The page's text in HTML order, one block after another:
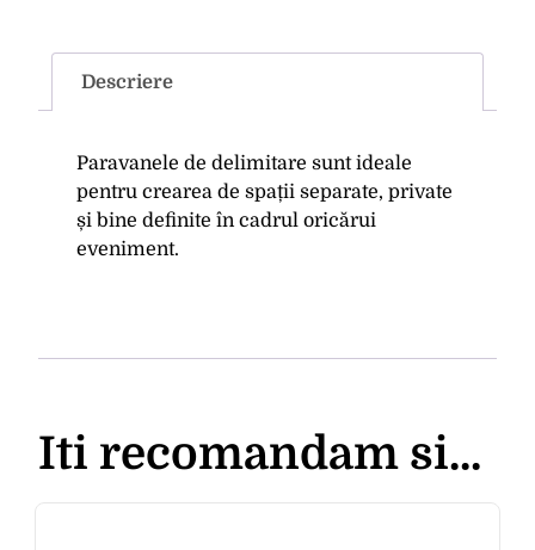
Descriere
Paravanele de delimitare sunt ideale
pentru crearea de spații separate, private
și bine definite în cadrul oricărui
eveniment.
Iti recomandam si...